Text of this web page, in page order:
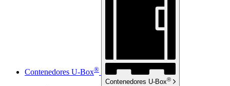
Contenedores U-Box®
Contenedores U-Box®